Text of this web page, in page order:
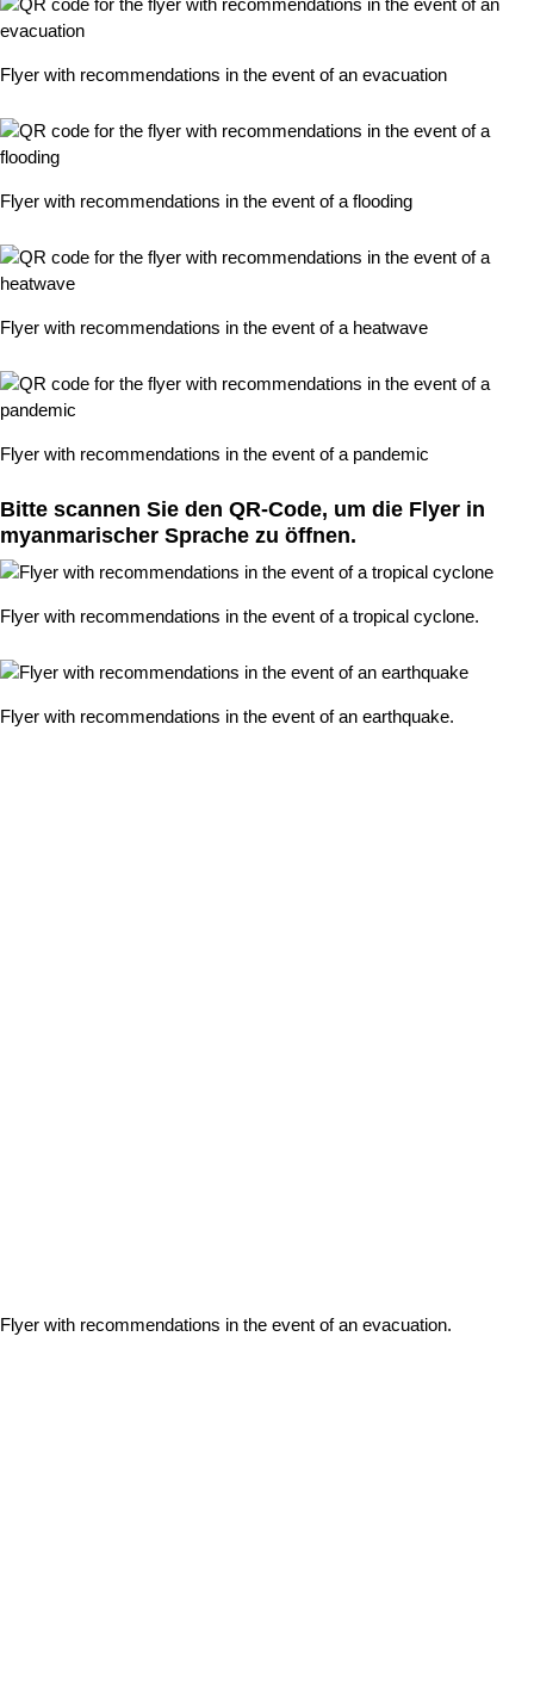
Flyer with recommendations in the event of an evacuation
Flyer with recommendations in the event of a flooding
Flyer with recommendations in the event of a heatwave
Flyer with recommendations in the event of a pandemic
Bitte scannen Sie den QR-Code, um die Flyer in
myanmarischer Sprache zu öffnen.
Flyer with recommendations in the event of a tropical cyclone.
Flyer with recommendations in the event of an earthquake.
Flyer with recommendations in the event of an evacuation.